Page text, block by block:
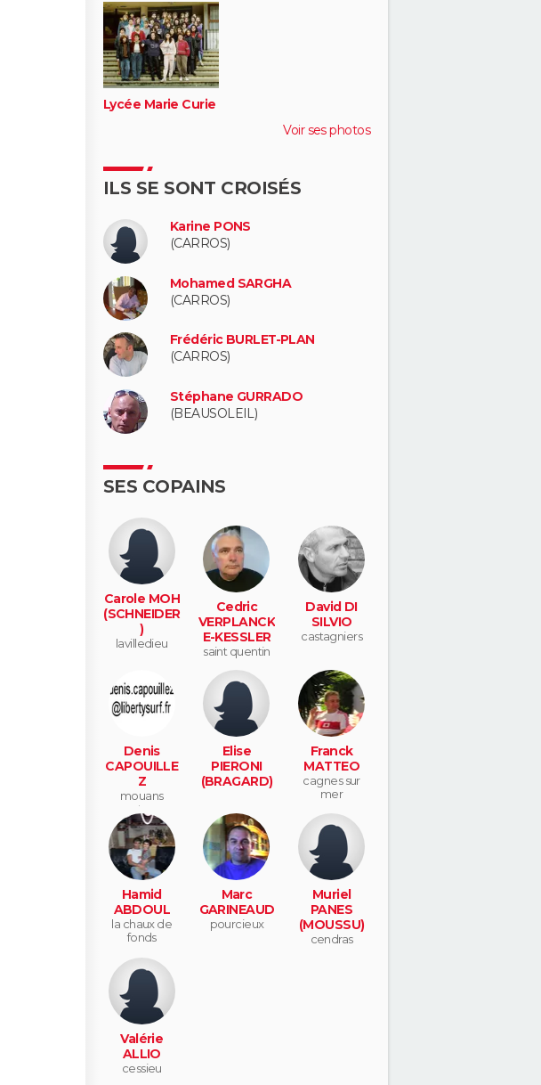
Lycée Marie Curie
Voir ses photos
ILS SE SONT CROISÉS
Karine PONS
(CARROS)
Mohamed SARGHA
(CARROS)
Frédéric BURLET-PLAN
(CARROS)
Stéphane GURRADO
(BEAUSOLEIL)
SES COPAINS
Carole MOH
(SCHNEIDER
)
lavilledieu
Cedric
VERPLANCK
E-KESSLER
saint quentin
David DI
SILVIO
castagniers
Denis
CAPOUILLE
Z
mouans
sartoux
Elise
PIERONI
(BRAGARD)
Franck
MATTEO
cagnes sur
mer
Hamid
ABDOUL
la chaux de
fonds
Marc
GARINEAUD
pourcieux
Muriel
PANES
(MOUSSU)
cendras
Valérie
ALLIO
cessieu